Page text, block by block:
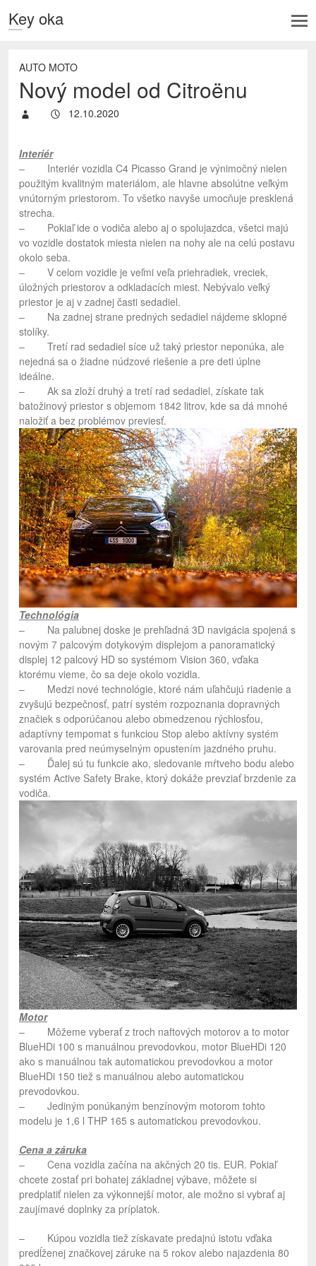
Key oka
AUTO MOTO
Nový model od Citroënu
12.10.2020
Interiér
– Interiér vozidla C4 Picasso Grand je výnimočný nielen
použitým kvalitným materiálom, ale hlavne absolútne veľkým
vnútorným priestorom. To všetko navyše umocňuje presklená
strecha.
– Pokiaľ ide o vodiča alebo aj o spolujazdca, všetci majú
vo vozidle dostatok miesta nielen na nohy ale na celú postavu
okolo seba.
– V celom vozidle je veľmi veľa priehradiek, vreciek,
úložných priestorov a odkladacích miest. Nebývalo veľký
priestor je aj v zadnej časti sedadiel.
– Na zadnej strane predných sedadiel nájdeme sklopné
stolíky.
– Tretí rad sedadiel síce už taký priestor neponúka, ale
nejedná sa o žiadne núdzové riešenie a pre deti úplne
ideálne.
– Ak sa zloží druhý a tretí rad sedadiel, získate tak
batožinový priestor s objemom 1842 litrov, kde sa dá mnohé
naložiť a bez problémov previesť.
Technológia
– Na palubnej doske je prehľadná 3D navigácia spojená s
novým 7 palcovým dotykovým displejom a panoramatický
displej 12 palcový HD so systémom Vision 360, vďaka
ktorému vieme, čo sa deje okolo vozidla.
– Medzi nové technológie, ktoré nám uľahčujú riadenie a
zvyšujú bezpečnosť, patrí systém rozpoznania dopravných
značiek s odporúčanou alebo obmedzenou rýchlosťou,
adaptívny tempomat s funkciou Stop alebo aktívny systém
varovania pred neúmyselným opustením jazdného pruhu.
– Ďalej sú tu funkcie ako, sledovanie mŕtveho bodu alebo
systém Active Safety Brake, ktorý dokáže prevziať brzdenie za
vodiča.
Motor
– Môžeme vyberať z troch naftových motorov a to motor
BlueHDi 100 s manuálnou prevodovkou, motor BlueHDi 120
ako s manuálnou tak automatickou prevodovkou a motor
BlueHDi 150 tiež s manuálnou alebo automatickou
prevodovkou.
– Jediným ponúkaným benzínovým motorom tohto
modelu je 1,6 l THP 165 s automatickou prevodovkou.
Cena a záruka
– Cena vozidla začína na akčných 20 tis. EUR. Pokiaľ
chcete zostať pri bohatej základnej výbave, môžete si
predplatiť nielen za výkonnejší motor, ale možno si vybrať aj
zaujímavé doplnky za príplatok.
– Kúpou vozidla tiež získavate predajnú istotu vďaka
predĺženej značkovej záruke na 5 rokov alebo najazdenia 80